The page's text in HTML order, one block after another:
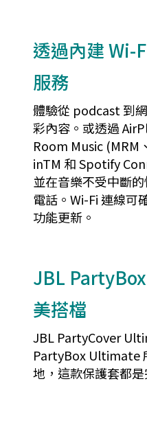
透過內建 Wi-
服務
體驗從 podcast 到
彩內容。或透過
Room Music
inTM 和 Spotify
並在音樂不受中斷
電話。Wi-Fi 連線可
功能更新。
JBL
美搭檔
JBL PartyCover
PartyBox Ultimate
地，這款保護套都是